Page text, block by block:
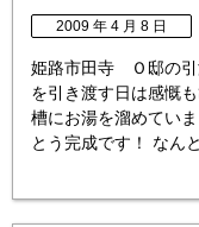
2009 年 4 月 8 日
姫路市田寺 Ｏ邸の引
を引き渡す日は感慨
槽にお湯を溜めてい
とう完成です！ なん